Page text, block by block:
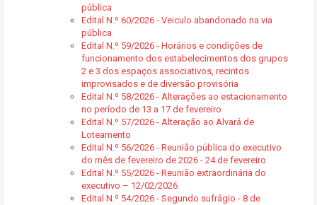
pública
Edital N.º 60/2026 - Veiculo abandonado na via
pública
Edital N.º 59/2026 - Horários e condições de
funcionamento dos estabelecimentos dos grupos
2 e 3 dos espaços associativos, recintos
improvisados e de diversão provisória
Edital N.º 58/2026 - Alterações ao estacionamento
no período de 13 a 17 de fevereiro
Edital N.º 57/2026 - Alteração ao Alvará de
Loteamento
Edital N.º 56/2026 - Reunião pública do executivo
do mês de fevereiro de 2026 - 24 de fevereiro
Edital N.º 55/2026 - Reunião extraordinária do
executivo – 12/02/2026
Edital N.º 54/2026 - Segundo sufrágio - 8 de